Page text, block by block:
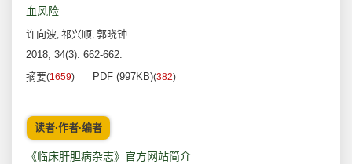
血风险
许向波, 祁兴顺, 郭晓钟
2018, 34(3): 662-662.
摘要(1659) PDF (997KB)(382)
读者·作者·编者
《临床肝胆病杂志》官方网站简介